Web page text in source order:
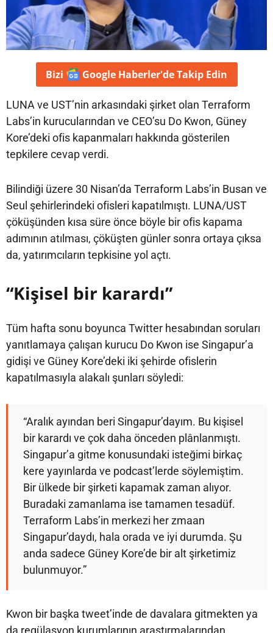
Bizi Google Haberler'deTakip Edin
LUNA ve UST’nin arkasındaki şirket olan Terraform
Labs’in kurucularından ve CEO’su Do Kwon, Güney
Kore’deki ofis kapanmaları hakkında gösterilen
tepkilere cevap verdi.
Bilindiği üzere 30 Nisan’da Terraform Labs’in Busan ve
Seul şehirlerindeki ofisleri kapatılmıştı. LUNA/UST
çöküşünden kısa süre önce böyle bir ofis kapama
adımının atılması, çöküşten günler sonra ortaya çıksa
da, yatırımcıların tepkisine yol açtı.
“Kişisel bir karardı”
Tüm hafta sonu boyunca Twitter hesabından soruları
yanıtlamaya çalışan kurucu Do Kwon ise Singapur’a
gidişi ve Güney Kore’deki iki şehirde ofislerin
kapatılmasıyla alakalı şunları söyledi:
“Aralık ayından beri Singapur’dayım. Bu kişisel
bir karardı ve çok daha önceden plânlanmıştı.
Singapur’a gitme konusundaki isteğimi birkaç
kere yayınlarda ve podcast’lerde söylemiştim.
Bir ülkede bir şirketi kapamak zaman alıyor.
Buradaki zamanlama ise tamamen tesadüf.
Terraform Labs’in merkezi her zmaan
Singapur’daydı, hala orada ve iyi durumda. Şu
anda sadece Güney Kore’de bir alt şirketimiz
bulunmuyor.”
Kwon bir başka tweet’inde de davalara gitmekten ya